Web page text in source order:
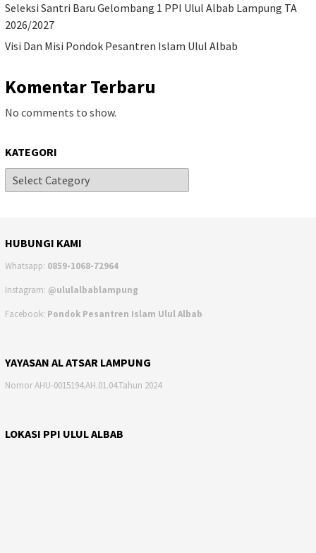
Seleksi Santri Baru Gelombang 1 PPI Ulul Albab Lampung TA
2026/2027
Visi Dan Misi Pondok Pesantren Islam Ulul Albab
Komentar Terbaru
No comments to show.
KATEGORI
HUBUNGI KAMI
Whatsapp: 0859-1068-72964
Instagram: @ululalbablampung
Facebook: Pondok Pesantren Islam Ulul Albab
YAYASAN AL ATSAR LAMPUNG
Nomor AHU-0015194.AH.01.04.Tahun 2024
LOKASI PPI ULUL ALBAB